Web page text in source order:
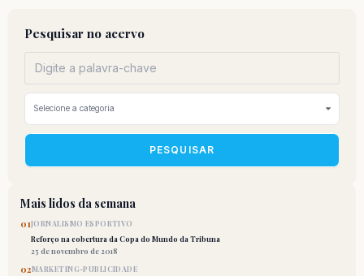
Pesquisar no acervo
PESQUISAR
Mais lidos da semana
01JORNALISMO ESPORTIVO
Reforço na cobertura da Copa do Mundo da Tribuna
25 de novembro de 2018
02MARKETING-PUBLICIDADE